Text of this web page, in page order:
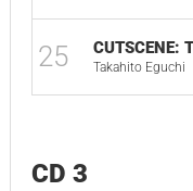
25 CUTSCENE:
Takahito Eguchi
CD 3